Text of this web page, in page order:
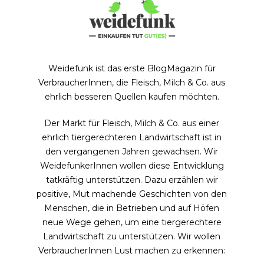
Weidefunk ist das erste BlogMagazin für
VerbraucherInnen, die Fleisch, Milch & Co. aus
ehrlich besseren Quellen kaufen möchten.
Der Markt für Fleisch, Milch & Co. aus einer
ehrlich tiergerechteren Landwirtschaft ist in
den vergangenen Jahren gewachsen. Wir
WeidefunkerInnen wollen diese Entwicklung
tatkräftig unterstützen. Dazu erzählen wir
positive, Mut machende Geschichten von den
Menschen, die in Betrieben und auf Höfen
neue Wege gehen, um eine tiergerechtere
Landwirtschaft zu unterstützen. Wir wollen
VerbraucherInnen Lust machen zu erkennen: